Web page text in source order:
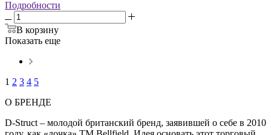
Подробности
В корзину
Показать еще
1 2 3 4 5
О БРЕНДЕ
D-Struct – молодой британский бренд, заявившей о себе в 2010